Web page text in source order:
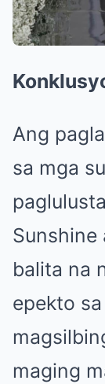
Ang
sa mga
Sunshine
balita na
epekto
maging